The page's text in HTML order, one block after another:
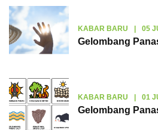
KABAR BARU | 05
Gelombang
KABAR BARU | 01
Gelombang